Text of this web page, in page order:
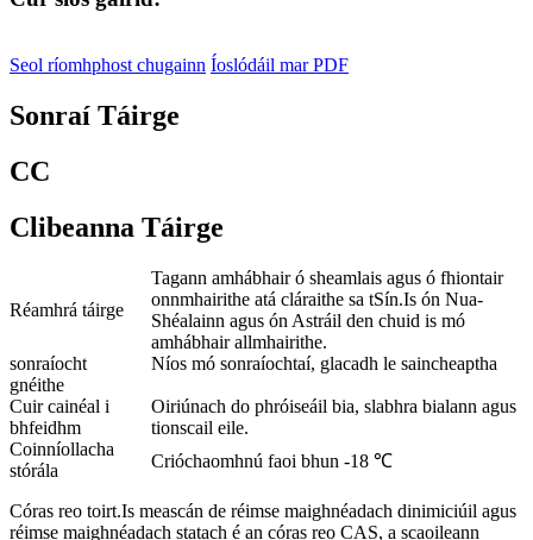
Seol ríomhphost chugainn Íoslódáil mar PDF
Sonraí Táirge
CC
Clibeanna Táirge
Réamhrá táirge
Tagann amhábhair ó sheamlais agus ó fhiontair
onnmhairithe atá cláraithe sa tSín.Is ón Nua-
Shéalainn agus ón Astráil den chuid is mó
amhábhair allmhairithe.
sonraíocht
Níos mó sonraíochtaí, glacadh le saincheaptha
gnéithe
Cuir cainéal i
bhfeidhm
Oiriúnach do phróiseáil bia, slabhra bialann agus
tionscail eile.
Coinníollacha
stórála
Crióchaomhnú faoi bhun -18 ℃
Córas reo toirt.Is meascán de réimse maighnéadach dinimiciúil agus
réimse maighnéadach statach é an córas reo CAS, a scaoileann